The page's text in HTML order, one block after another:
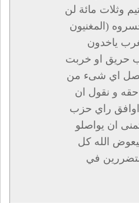
وثلات مائة لن
(المغنيون
ياخدون
شب حريق او خربت
حصل اي شىء من
حقه و نقول ان
راي حزب
ان يواصلو
الله كل
في